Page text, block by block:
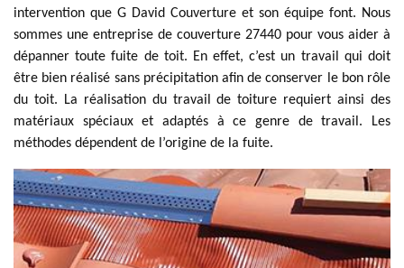
intervention que G David Couverture et son équipe font. Nous
sommes une entreprise de couverture 27440 pour vous aider à
dépanner toute fuite de toit. En effet, c’est un travail qui doit
être bien réalisé sans précipitation afin de conserver le bon rôle
du toit. La réalisation du travail de toiture requiert ainsi des
matériaux spéciaux et adaptés à ce genre de travail. Les
méthodes dépendent de l’origine de la fuite.